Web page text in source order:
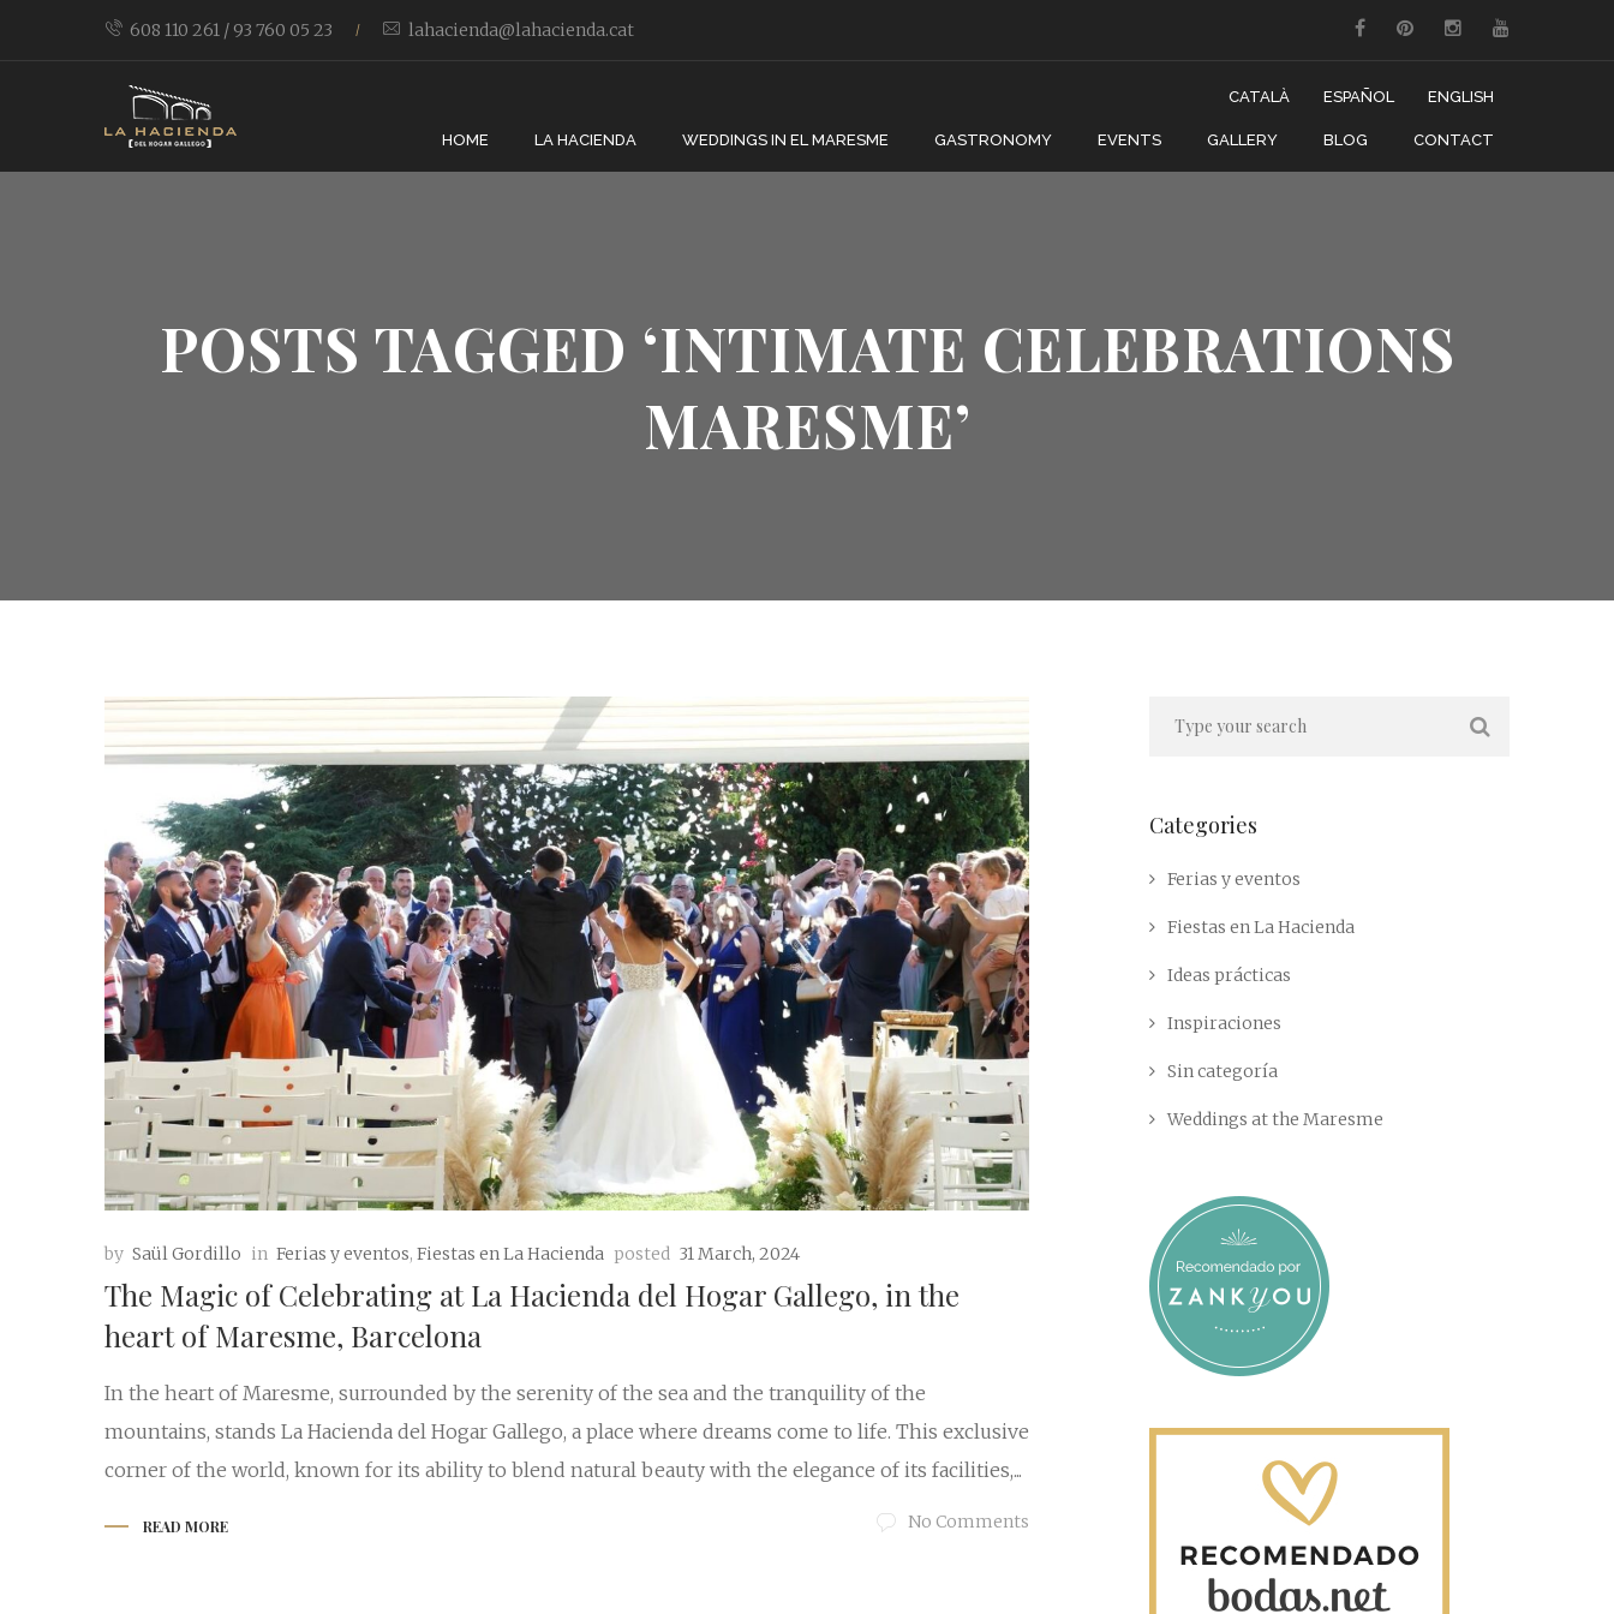
608 110 261 / 93 760 05 23 / lahacienda@lahacienda.cat
CATALÀ ESPAÑOL ENGLISH
HOME LA HACIENDA WEDDINGS IN EL MARESME GASTRONOMY EVENTS GALLERY BLOG CONTACT
POSTS TAGGED ‘INTIMATE CELEBRATIONS
MARESME’
by Saül Gordillo in Ferias y eventos, Fiestas en La Hacienda posted 31 March, 2024
The Magic of Celebrating at La Hacienda del Hogar Gallego, in the
heart of Maresme, Barcelona
In the heart of Maresme, surrounded by the serenity of the sea and the tranquility of the
mountains, stands La Hacienda del Hogar Gallego, a place where dreams come to life. This exclusive
corner of the world, known for its ability to blend natural beauty with the elegance of its facilities,...
READ MORE No Comments
Categories
Ferias y eventos
Fiestas en La Hacienda
Ideas prácticas
Inspiraciones
Sin categoría
Weddings at the Maresme